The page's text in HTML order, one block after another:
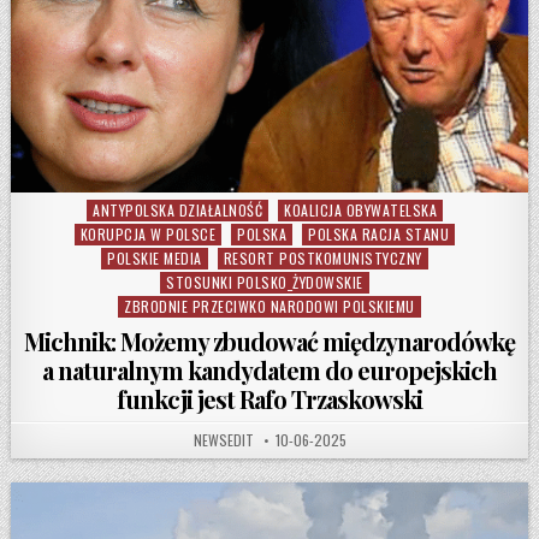
Posted in
ANTYPOLSKA DZIAŁALNOŚĆ
KOALICJA OBYWATELSKA
KORUPCJA W POLSCE
POLSKA
POLSKA RACJA STANU
POLSKIE MEDIA
RESORT POSTKOMUNISTYCZNY
STOSUNKI POLSKO_ŻYDOWSKIE
ZBRODNIE PRZECIWKO NARODOWI POLSKIEMU
Michnik: Możemy zbudować międzynarodówkę
a naturalnym kandydatem do europejskich
funkcji jest Rafo Trzaskowski
AUTHOR:
NEWSEDIT PUBLISHED DATE:
10-06-2025